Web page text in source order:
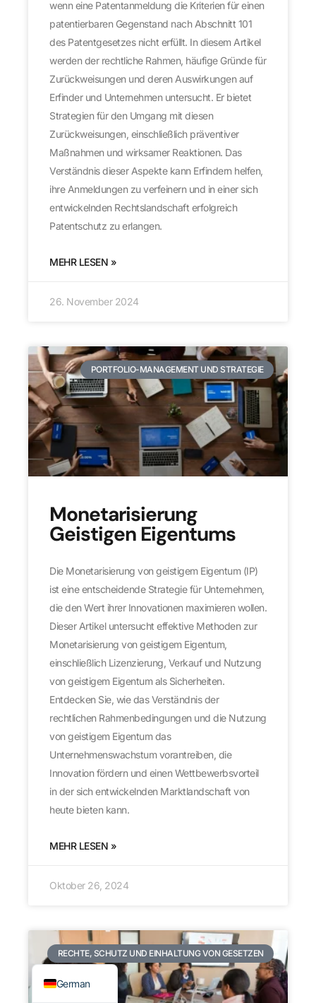
wenn eine Patentanmeldung die Kriterien für einen
patentierbaren Gegenstand nach Abschnitt 101
des Patentgesetzes nicht erfüllt. In diesem Artikel
werden der rechtliche Rahmen, häufige Gründe für
Zurückweisungen und deren Auswirkungen auf
Erfinder und Unternehmen untersucht. Er bietet
Strategien für den Umgang mit diesen
Zurückweisungen, einschließlich präventiver
Maßnahmen und wirksamer Reaktionen. Das
Verständnis dieser Aspekte kann Erfindern helfen,
ihre Anmeldungen zu verfeinern und in einer sich
entwickelnden Rechtslandschaft erfolgreich
Patentschutz zu erlangen.
MEHR LESEN »
26. November 2024
PORTFOLIO-MANAGEMENT UND STRATEGIE
Monetarisierung
Geistigen Eigentums
Die Monetarisierung von geistigem Eigentum (IP)
ist eine entscheidende Strategie für Unternehmen,
die den Wert ihrer Innovationen maximieren wollen.
Dieser Artikel untersucht effektive Methoden zur
Monetarisierung von geistigem Eigentum,
einschließlich Lizenzierung, Verkauf und Nutzung
von geistigem Eigentum als Sicherheiten.
Entdecken Sie, wie das Verständnis der
rechtlichen Rahmenbedingungen und die Nutzung
von geistigem Eigentum das
Unternehmenswachstum vorantreiben, die
Innovation fördern und einen Wettbewerbsvorteil
in der sich entwickelnden Marktlandschaft von
heute bieten kann.
MEHR LESEN »
Oktober 26, 2024
RECHTE, SCHUTZ UND EINHALTUNG VON GESETZEN
German
English
Spanish
Japanese